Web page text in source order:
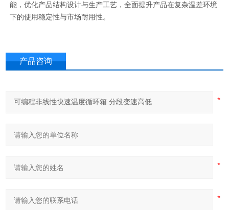
能，优化产品结构设计与生产工艺，全面提升产品在复杂温差环境
下的使用稳定性与市场耐用性。
产品咨询